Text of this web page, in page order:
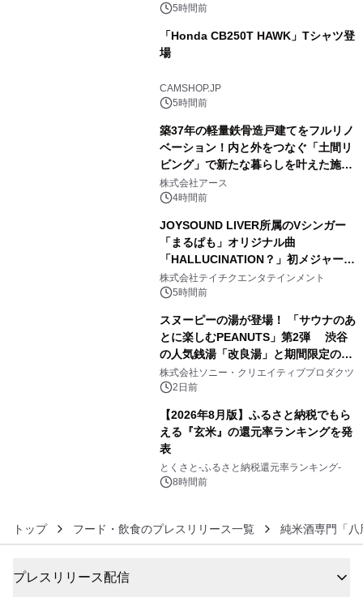
スの2施設で
5時間前
「Honda CB250T HAWK」Tシャツ登
場
CAMSHOP.JP
5時間前
築37年の軽量鉄骨造戸建てをフルリノ
ベーション！内と外をつなぐ「土間リ
ビング」で新たな暮らしを叶えた施工
事例を株式会社アースが公開
株式会社アース
4時間前
JOYSOUND LIVER所属のVシンガー
「まるぱも」オリジナル曲
「HALLUCINATION？」初メジャー配
信リリース決定！
株式会社テイチクエンタテインメント
5時間前
スヌーピーの湯が登場！ 「サウナのあ
とに楽しむPEANUTS」第2弾 渋谷
の人気銭湯「改良湯」と期間限定のコ
ラボレーション サウナイキタイコラ
ボグッズも発売決定！
株式会社ソニー・クリエイティブプロダクツ
2日前
【2026年8月版】ふるさと納税でもら
える『玄米』の還元率ランキングを発
表
とくさと-ふるさと納税還元率ランキング-
8時間前
トップ フード・飲食のプレスリリース一覧 純米酒専門「八
プレスリリース配信